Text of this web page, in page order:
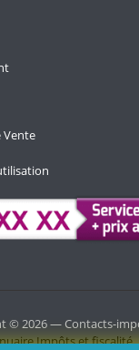
Vente
© 2026 — Contacts-
Impôts et fiscalité